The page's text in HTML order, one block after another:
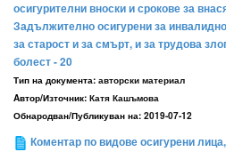
осигурителни вноски и срокове за
Задължително осигурени за
за старост и за смърт, и за трудова
болест - 20
Тип на документа: авторски материал
Aвтор/Източник: Катя Кашъмова
Обнародван/Публикуван на: 2019-07-12
Коментар по видове осигурени